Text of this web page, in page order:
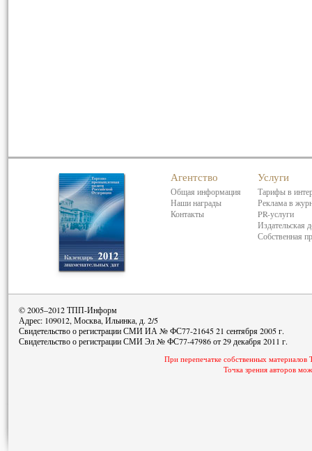
Агентство
Общая информация
Наши награды
Контакты
Услуги
Тарифы в
Реклама в
PR-услуги
Издательская
Собственная
© 2005–2012 ТПП-Информ
Адрес: 109012, Москва, Ильинка, д. 2/5
Свидетельство о регистрации СМИ ИА № ФС77-21645 21 сентября 2005 г.
Свидетельство о регистрации СМИ Эл № ФС77-47986 от 29 декабря 2011 г.
При перепечатке собственных
Точка зрения авторов